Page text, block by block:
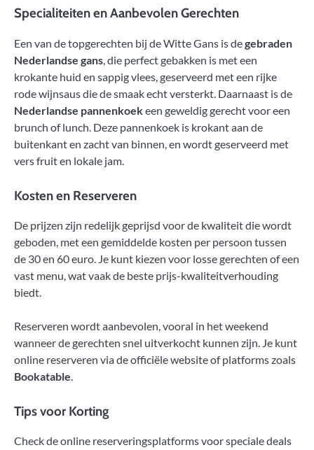
Specialiteiten en Aanbevolen Gerechten
Een van de topgerechten bij de Witte Gans is degebraden
Nederlandse gans , die perfect gebakken is met een
krokante huid en sappig vlees, geserveerd met een rijke
rode wijnsaus die de smaak echt versterkt. Daarnaast is de
Nederlandse pannenkoekeen geweldig gerecht voor een
brunch of lunch. Deze pannenkoek is krokant aan de
buitenkant en zacht van binnen, en wordt geserveerd met
vers fruit en lokale jam.
Kosten en Reserveren
De prijzen zijn redelijk geprijsd voor de kwaliteit die wordt
geboden, met een gemiddelde kosten per persoon tussen
de 30 en 60 euro. Je kunt kiezen voor losse gerechten of een
vast menu, wat vaak de beste prijs-kwaliteitverhouding
biedt.
Reserveren wordt aanbevolen, vooral in het weekend
wanneer de gerechten snel uitverkocht kunnen zijn. Je kunt
online reserveren via de officiële website of platforms zoals
Bookatable.
Tips voor Korting
Check de online reserveringsplatforms voor speciale deals